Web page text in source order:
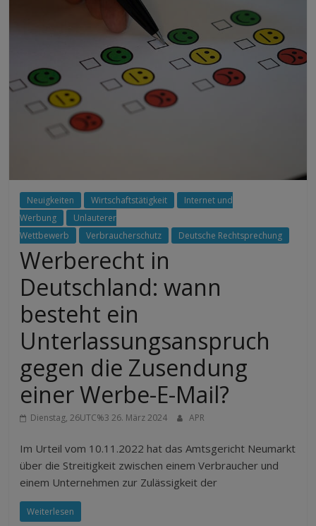
Neuigkeiten Wirtschaftstätigkeit
Internet und
Werbung
Unlauterer
Wettbewerb
Verbraucherschutz Deutsche Rechtsprechung
Werberecht in
Deutschland: wann
besteht ein
Unterlassungsanspruch
gegen die Zusendung
einer Werbe-E-Mail?
Dienstag, 26UTC%3 26. März 2024 APR
Im Urteil vom 10.11.2022 hat das Amtsgericht Neumarkt
über die Streitigkeit zwischen einem Verbraucher und
einem Unternehmen zur Zulässigkeit der
Weiterlesen